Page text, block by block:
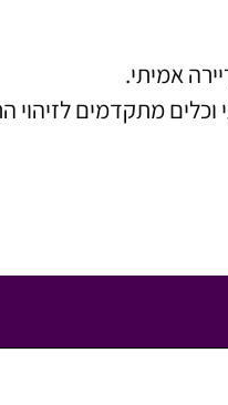
אמיתי.
וכלים מתקדמים